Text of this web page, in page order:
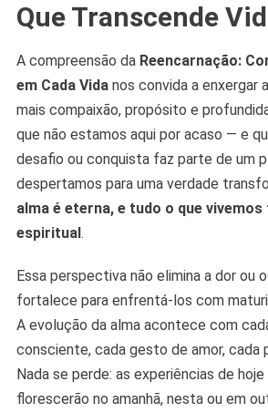
Que Transcende
A compreensão da Reencarnação:
em Cada Vidanos convida a enxergar
mais compaixão, propósito e
que não estamos aqui por acaso — e
desafio ou conquista faz parte de um
despertamos para uma verdade
alma é eterna, e tudo o que
espiritual .
Essa perspectiva não elimina a dor ou
fortalece para enfrentá-los com
A evolução da alma acontece com
consciente, cada gesto de amor, cada
Nada se perde: as experiências de
florescerão no amanhã, nesta ou em